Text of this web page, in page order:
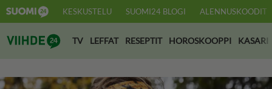
KESKUSTELU SUOMI24 BLOGI ALENNUSKOODIT
Suomi24 Viihde
TV LEFFAT RESEPTIT HOROSKOOPPI KASARI